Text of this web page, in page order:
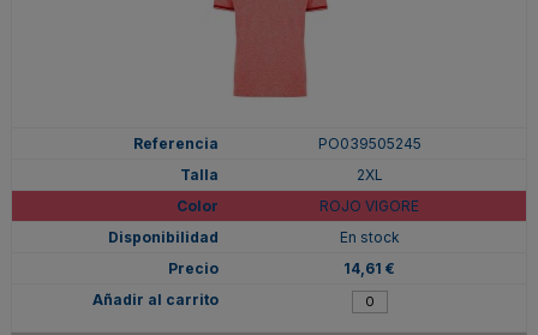
PO039505245
2XL
ROJO VIGORE
En stock
14,61 €